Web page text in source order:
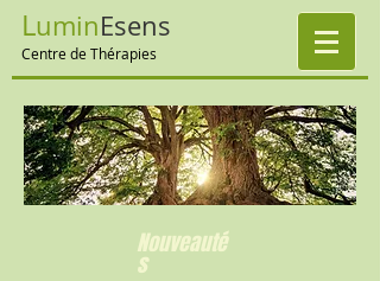
LuminEsens
Centre de Thérapies
Nouveauté
s